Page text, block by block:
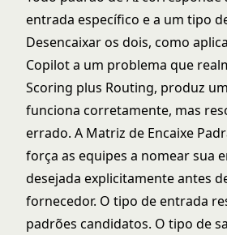
entrada específico e a um tipo
Desencaixar os dois, como
Copilot a um problema que
Scoring plus Routing, produz
funciona corretamente, mas
errado. A Matriz de Encaixe
força as equipes a nomear sua
desejada explicitamente antes
fornecedor. O tipo de entrada
padrões candidatos. O tipo de